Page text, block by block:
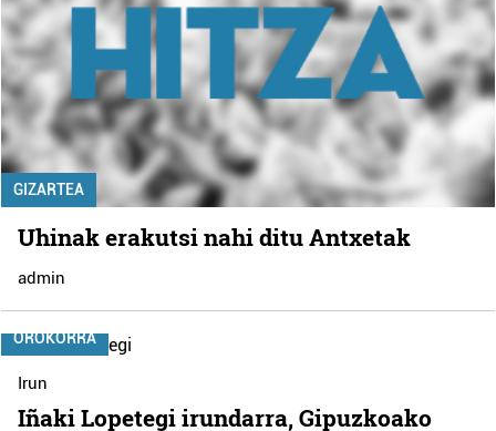
GIZARTEA
Uhinak erakutsi nahi ditu Antxetak
admin
OROKORRA
Irun
Iñaki Lopetegi irundarra, Gipuzkoako